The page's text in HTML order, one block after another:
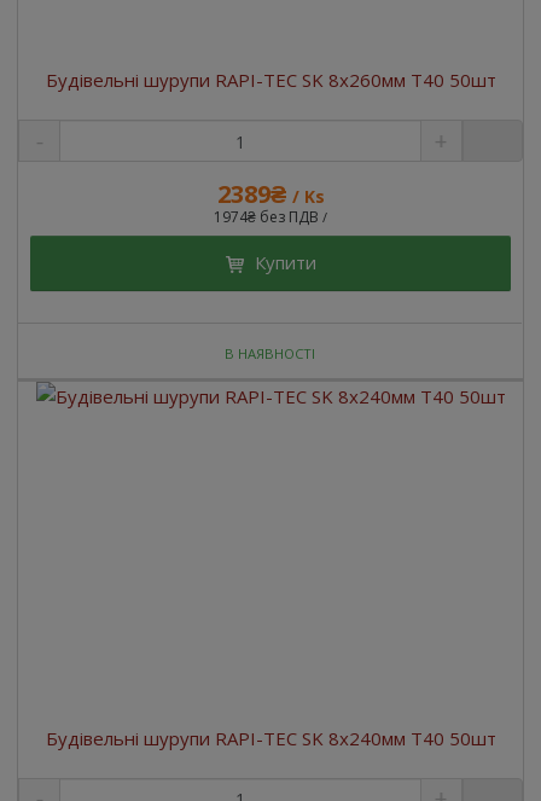
Будівельні шурупи RAPI-TEC SK 8x260мм T40 50шт
2389₴ / Ks
1974₴ без ПДВ /
Купити
В НАЯВНОСТІ
Будівельні шурупи RAPI-TEC SK 8x240мм T40 50шт